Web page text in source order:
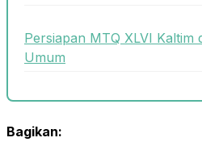
Persiapan MTQ XLVI
Umum
Bagikan: